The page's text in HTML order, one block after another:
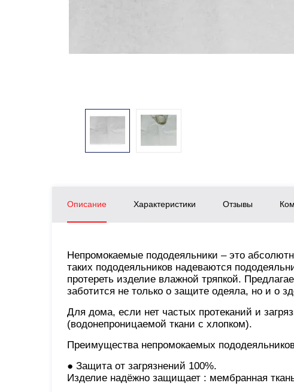
Описание Характеристики Отзывы
Непромокаемые пододеяльники – это
таких пододеяльников надеваются
протереть изделие влажной тряпкой.
заботится не только о защите одеяла, но и о
Для дома, если нет частых протеканий и
(водонепроницаемой ткани с хлопком).
Преимущества непромокаемых
● Защита от загрязнений 100%.
Изделие надёжно защищает : мембранная